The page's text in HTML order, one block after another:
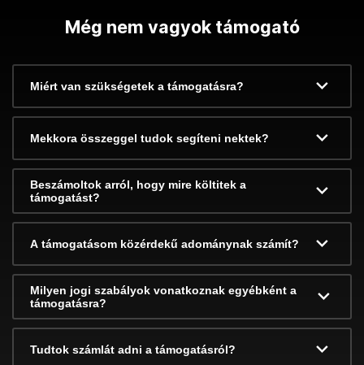
Még nem vagyok támogató
Miért van szükségetek a támogatásra?
Mekkora összeggel tudok segíteni nektek?
Beszámoltok arról, hogy mire költitek a
támogatást?
A támogatásom közérdekű adománynak számít?
Milyen jogi szabályok vonatkoznak egyébként a
támogatásra?
Tudtok számlát adni a támogatásról?